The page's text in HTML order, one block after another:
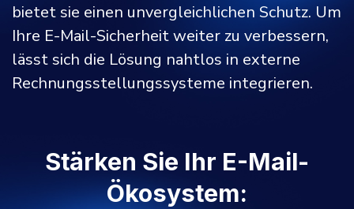
bietet sie einen unvergleichlichen Schutz. Um
Ihre E-Mail-Sicherheit weiter zu verbessern,
lässt sich die Lösung nahtlos in externe
Rechnungsstellungssysteme integrieren.
Stärken Sie Ihr E-Mail-
Ökosystem: